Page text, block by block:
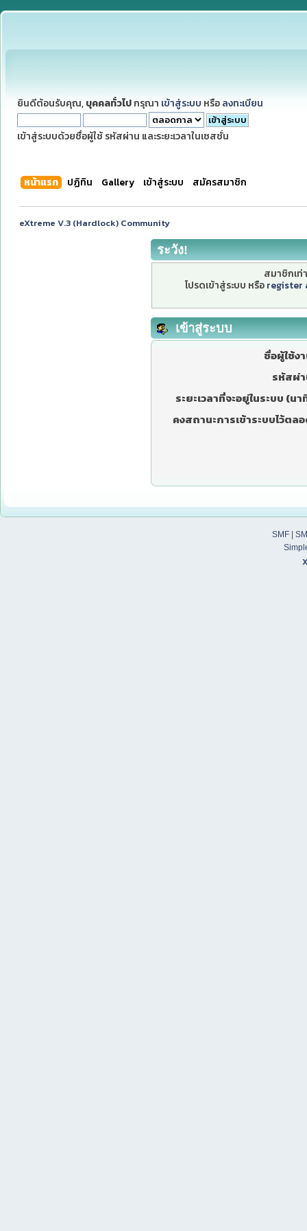
ยินดีต้อนรับคุณ, บุคคลทั่วไปกรุณา เข้าสู่ระบบ หรือ ลงทะเบียน
เข้าสู่ระบบด้วยชื่อผู้ใช้ รหัสผ่าน และระยะเวลาในเซสชั่น
หน้าแรก ปฏิทิน Gallery เข้าสู่ระบบ สมัครสมาชิก
eXtreme V.3 (Hardlock) Community
ระวัง!
สมาชิกเท่
โปรดเข้าสู่ระบบ หรือ register
เข้าสู่ระบบ
ชื่อผู้ใช้ง
รหัสผ่
ระยะเวลาที่จะอยู่ในระบบ (นา
คงสถานะการเข้าระบบไว้ตล
SMF|